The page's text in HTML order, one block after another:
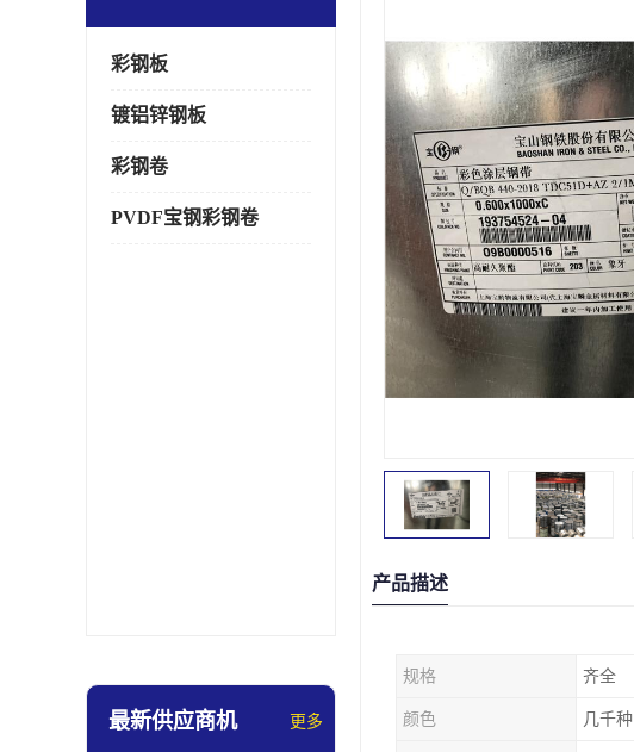
彩钢板
镀铝锌钢板
彩钢卷
PVDF宝钢彩钢卷
最新供应商机 更多
产品描述
规格 齐全
颜色 几千种